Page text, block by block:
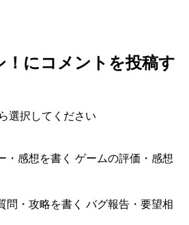
にコメントを投稿す
選択してください
・感想を書く ゲームの評価・感想
問・攻略を書く バグ報告・要望相